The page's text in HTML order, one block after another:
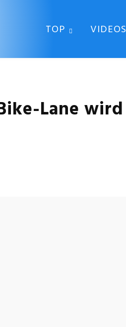
TOP VIDEOS
Lane wird